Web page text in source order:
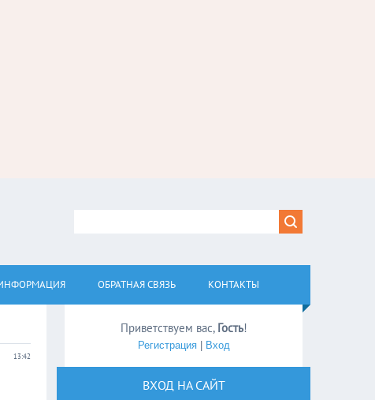
ОБРАТНАЯ СВЯЗЬ КОНТАКТЫ
13:42
Приветствуем вас, Гость!
Регистрация| Вход
ВХОД НА САЙТ